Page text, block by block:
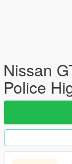
Nissan
Police